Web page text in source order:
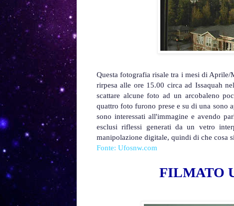
Questa fotografia risale tra i mesi di Aprile/
rirpesa alle ore 15.00 circa ad Issaquah
scattare alcune foto ad un arcobaleno
quattro foto furono prese e su di una sono
sono interessati all'immagine e avendo
esclusi riflessi generati da un vetro
manipolazione digitale, quindi di che cosa
Fonte: Ufosnw.com
FILMATO